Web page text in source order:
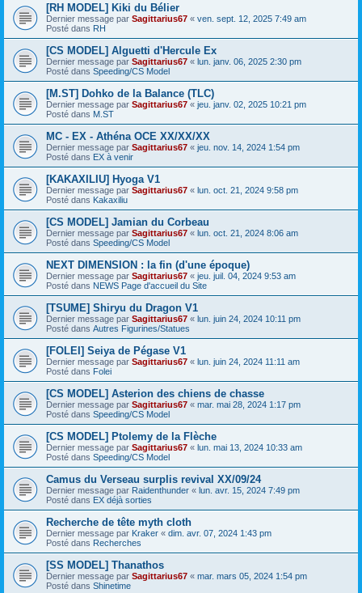
[RH MODEL] Kiki du Bélier
Dernier message par Sagittarius67 « ven. sept. 12, 2025 7:49 am
Posté dans RH
[CS MODEL] Alguetti d'Hercule Ex
Dernier message par Sagittarius67 « lun. janv. 06, 2025 2:30 pm
Posté dans Speeding/CS Model
[M.ST] Dohko de la Balance (TLC)
Dernier message par Sagittarius67 « jeu. janv. 02, 2025 10:21 pm
Posté dans M.ST
MC - EX - Athéna OCE XX/XX/XX
Dernier message par Sagittarius67 « jeu. nov. 14, 2024 1:54 pm
Posté dans EX à venir
[KAKAXILIU] Hyoga V1
Dernier message par Sagittarius67 « lun. oct. 21, 2024 9:58 pm
Posté dans Kakaxiliu
[CS MODEL] Jamian du Corbeau
Dernier message par Sagittarius67 « lun. oct. 21, 2024 8:06 am
Posté dans Speeding/CS Model
NEXT DIMENSION : la fin (d'une époque)
Dernier message par Sagittarius67 « jeu. juil. 04, 2024 9:53 am
Posté dans NEWS Page d'accueil du Site
[TSUME] Shiryu du Dragon V1
Dernier message par Sagittarius67 « lun. juin 24, 2024 10:11 pm
Posté dans Autres Figurines/Statues
[FOLEI] Seiya de Pégase V1
Dernier message par Sagittarius67 « lun. juin 24, 2024 11:11 am
Posté dans Folei
[CS MODEL] Asterion des chiens de chasse
Dernier message par Sagittarius67 « mar. mai 28, 2024 1:17 pm
Posté dans Speeding/CS Model
[CS MODEL] Ptolemy de la Flèche
Dernier message par Sagittarius67 « lun. mai 13, 2024 10:33 am
Posté dans Speeding/CS Model
Camus du Verseau surplis revival XX/09/24
Dernier message par Raidenthunder « lun. avr. 15, 2024 7:49 pm
Posté dans EX déjà sorties
Recherche de tête myth cloth
Dernier message par Kraker « dim. avr. 07, 2024 1:43 pm
Posté dans Recherches
[SS MODEL] Thanathos
Dernier message par Sagittarius67 « mar. mars 05, 2024 1:54 pm
Posté dans Shinetime